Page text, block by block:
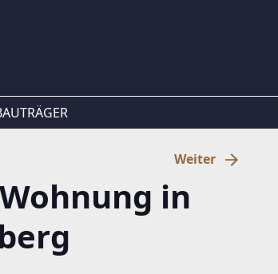
Weiter
in